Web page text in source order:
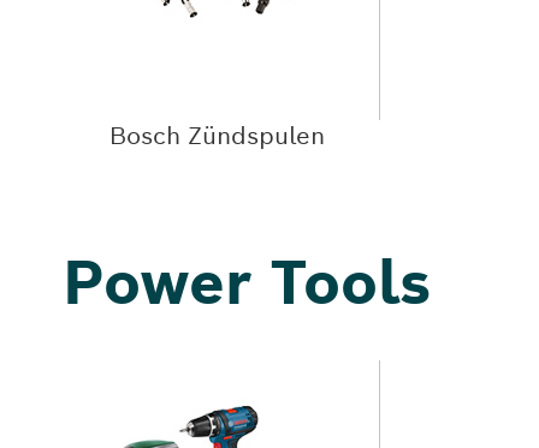
Bosch Zündspulen
Power Tools